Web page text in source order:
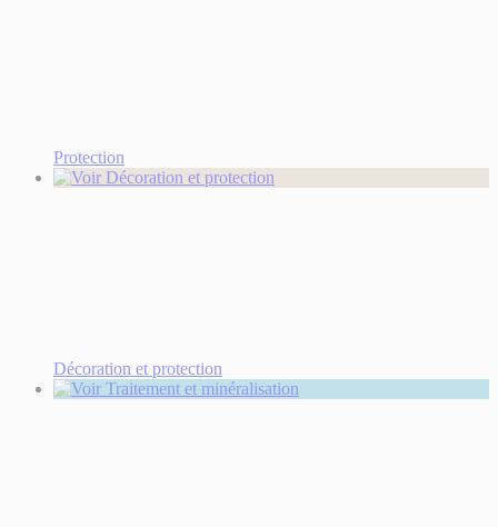
Protection
Décoration et protection